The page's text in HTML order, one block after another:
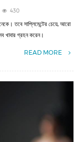
430
তবে সাপ্লিমেন্টের চেয়ে, আরো
খাবার গ্রহন করেন।
READ MORE